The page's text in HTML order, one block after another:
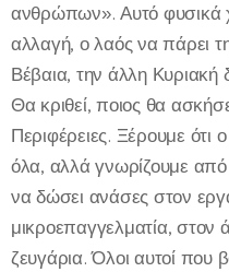
ανθρώπων». Αυτό φυσικά
αλλαγή, ο λαός να πάρει
Βέβαια, την άλλη Κυριακή
Θα κριθεί, ποιος θα
Περιφέρειες. Ξέρουμε ότι
όλα, αλλά γνωρίζουμε από
να δώσει ανάσες στον
μικροεπαγγελματία, στον
ζευγάρια. Όλοι αυτοί που